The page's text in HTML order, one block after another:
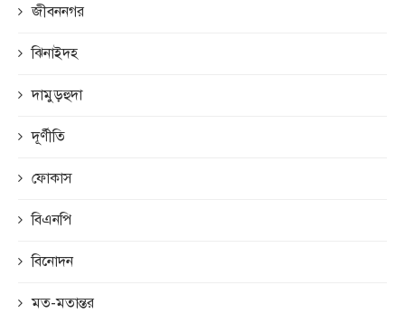
জীবননগর
ঝিনাইদহ
দামুড়হুদা
দূর্ণীতি
ফোকাস
বিএনপি
বিনোদন
মত-মতান্তর